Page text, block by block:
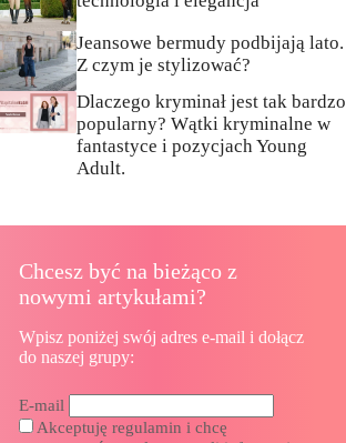
Jeansowe bermudy podbijają lato.
Z czym je stylizować?
Dlaczego kryminał jest tak bardzo
popularny? Wątki kryminalne w
fantastyce i pozycjach Young
Adult.
Chcesz być na bieżąco z
nowymi artykułami?
Wpisz poniżej swój adres e-mail i dołącz
do naszej grupy:
E-mail
Akceptuję regulamin i chcę